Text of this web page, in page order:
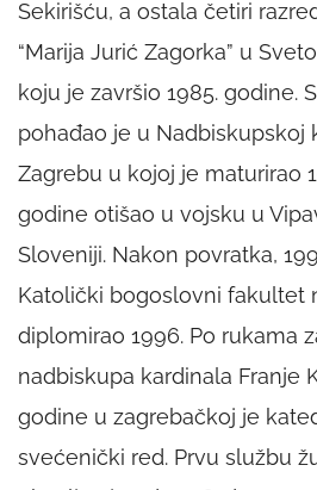
Sekirišću, a ostala četiri
“Marija Jurić Zagorka” u
koju je završio 1985. godine.
pohađao je u Nadbiskupskoj
Zagrebu u kojoj je maturirao
godine otišao u vojsku u
Sloveniji. Nakon povratka,
Katolički bogoslovni fakultet
diplomirao 1996. Po rukama
nadbiskupa kardinala Franje
godine u zagrebačkoj je
svećenički red. Prvu službu